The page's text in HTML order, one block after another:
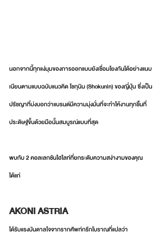
นอกจากนี้ทุกแง่มุมของการออกแบบยังเชื่อมโยงกันได้อย่างแนบ
เนียนตามแบบฉบับแนวคิด โชกุนิน (Shokunin) ของญี่ปุ่น ซึ่งเป็น
ปรัชญาที่บ่งบอกว่าแบรนด์มีความมุ่งมั่นที่จะทำให้งานทุกชิ้นที่
ประดิษฐ์ขึ้นด้วยมือนั้นสมบูรณ์แบบที่สุด
พบกับ 2 คอลเลกชันไฮไลท์ที่ยกระดับความสง่างามของคุณ
ได้แก่
AKONI ASTRIA
ได้รับแรงบันดาลใจจากรากศัพท์กรีกโบราณที่แปลว่า